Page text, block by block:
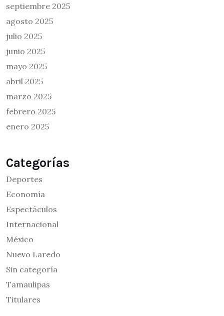
septiembre 2025
agosto 2025
julio 2025
junio 2025
mayo 2025
abril 2025
marzo 2025
febrero 2025
enero 2025
Categorías
Deportes
Economía
Espectáculos
Internacional
México
Nuevo Laredo
Sin categoría
Tamaulipas
Titulares